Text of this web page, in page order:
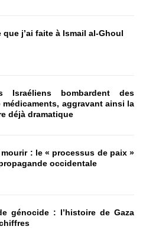
que j’ai faite à Ismail al-Ghoul
bombardent des
médicaments, aggravant ainsi la
déjà dramatique
: le « processus de paix »
occidentale
génocide : l’histoire de Gaza